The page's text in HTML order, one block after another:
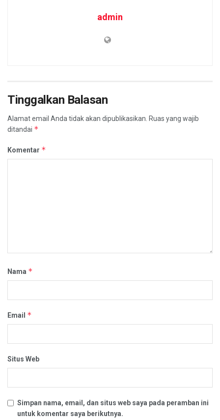
admin
Tinggalkan Balasan
Alamat email Anda tidak akan dipublikasikan. Ruas yang wajib
ditandai *
Komentar *
Nama *
Email *
Situs Web
Simpan nama, email, dan situs web saya pada peramban ini
untuk komentar saya berikutnya.